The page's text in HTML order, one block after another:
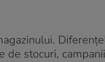
de stocuri,